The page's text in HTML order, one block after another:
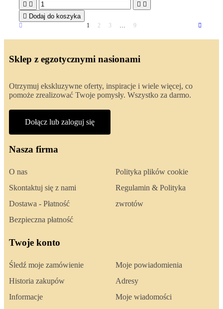
   
 Dodaj do koszyka
1 2 3 … 9
Sklep z egzotycznymi nasionami
Otrzymuj ekskluzywne oferty, inspiracje i wiele więcej, co
pomoże zrealizować Twoje pomysły. Wszystko za darmo.
Dołącz lub zaloguj się
Nasza firma
O nas
Skontaktuj się z nami
Dostawa - Płatność
Bezpieczna płatność
Polityka plików cookie
Regulamin & Polityka
zwrotów
Twoje konto
Śledź moje zamówienie
Historia zakupów
Informacje
Moje powiadomienia
Adresy
Moje wiadomości